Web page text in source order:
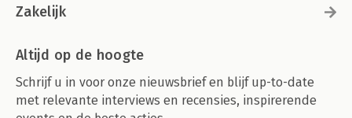
Zakelijk
Altijd op de hoogte
Schrijf u in voor onze nieuwsbrief en blijf up-to-date
met relevante interviews en recensies, inspirerende